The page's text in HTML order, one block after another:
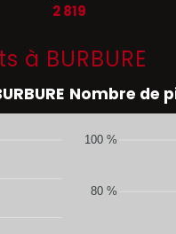
2 819
BURBURE
Nombre de
100 %
80 %